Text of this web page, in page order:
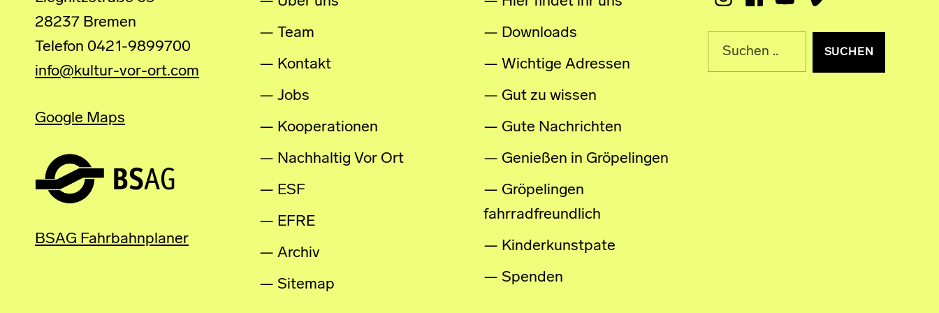
28237 Bremen
Telefon 0421-9899700
info@kultur-vor-ort.com
Google Maps
BSAG Fahrbahnplaner
Team
Kontakt
Jobs
Kooperationen
Nachhaltig Vor Ort
ESF
EFRE
Archiv
Sitemap
Downloads
Wichtige Adressen
Gut zu wissen
Gute Nachrichten
Genießen in Gröpelingen
Gröpelingen
fahrradfreundlich
Kinderkunstpate
Spenden
Suche nach: